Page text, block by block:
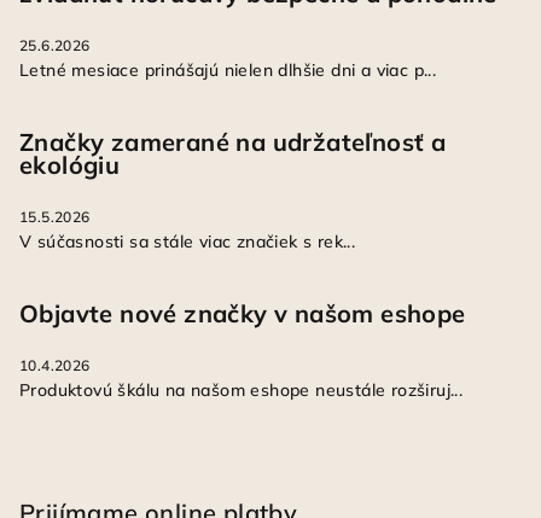
25.6.2026
Letné mesiace prinášajú nielen dlhšie dni a viac p...
Značky zamerané na udržateľnosť a
ekológiu
15.5.2026
V súčasnosti sa stále viac značiek s rek...
Objavte nové značky v našom eshope
10.4.2026
Produktovú škálu na našom eshope neustále rozširuj...